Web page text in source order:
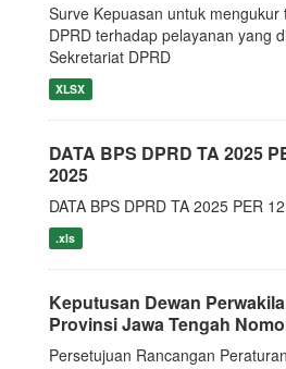
Surve Kepuasan untuk mengukur
DPRD terhadap pelayanan yang
Sekretariat DPRD
XLSX
DATA BPS DPRD TA 2025
2025
DATA BPS DPRD TA 2025 PER
.xls
Keputusan Dewan
Provinsi Jawa Tengah
Persetujuan Rancangan